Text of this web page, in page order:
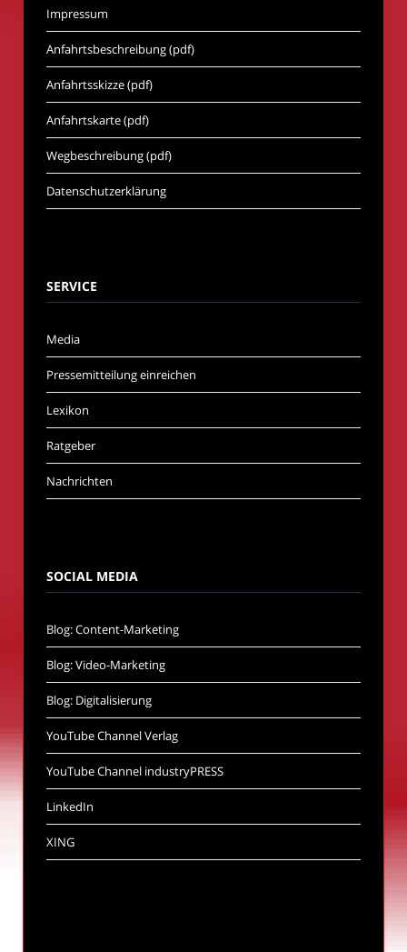
Impressum
Anfahrtsbeschreibung (pdf)
Anfahrtsskizze (pdf)
Anfahrtskarte (pdf)
Wegbeschreibung (pdf)
Datenschutzerklärung
SERVICE
Media
Pressemitteilung einreichen
Lexikon
Ratgeber
Nachrichten
SOCIAL MEDIA
Blog: Content-Marketing
Blog: Video-Marketing
Blog: Digitalisierung
YouTube Channel Verlag
YouTube Channel industryPRESS
LinkedIn
XING